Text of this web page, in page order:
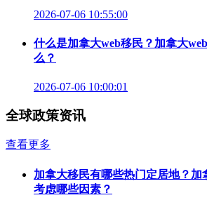
2026-07-06 10:55:00
什么是加拿大web移民？加拿大
么？
2026-07-06 10:00:01
全球政策资讯
查看更多
加拿大移民有哪些热门定居地？加
考虑哪些因素？